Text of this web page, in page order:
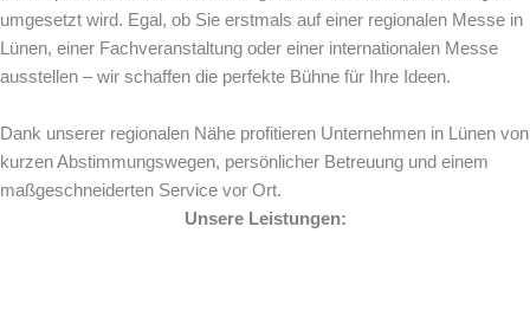
umgesetzt wird. Egal, ob Sie erstmals auf einer regionalen Messe in
Lünen, einer Fachveranstaltung oder einer internationalen Messe
ausstellen – wir schaffen die perfekte Bühne für Ihre Ideen.
Dank unserer regionalen Nähe profitieren Unternehmen in Lünen von
kurzen Abstimmungswegen, persönlicher Betreuung und einem
maßgeschneiderten Service vor Ort.
Unsere Leistungen: